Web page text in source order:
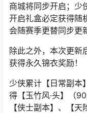
商城将同步开启；少
开启礼盒必定获得随
会随赛季更替同步更
除此之外，本次更新
获得永久锦衣奖励！
少侠累计【日常副本
得【玉竹风·头】（
【侠士副本】、【